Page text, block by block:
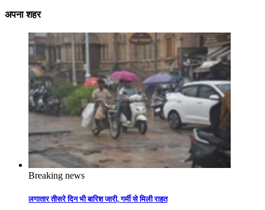
अपना शहर
Breaking news
लगातार तीसरे दिन भी बारिश जारी, गर्मी से मिली राहत